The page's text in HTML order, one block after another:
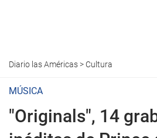
Diario las Américas> Cultura
MÚSICA
"Originals", 14